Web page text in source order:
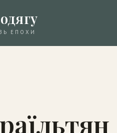
ЕПОХИ